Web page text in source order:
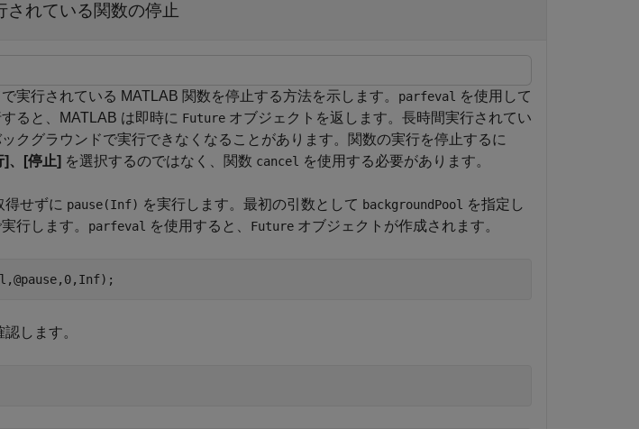
されている関数の停止
実行されている MATLAB 関数を停止する方法を示します。 parfeval を使用して
ると、MATLAB は即時に Future オブジェクトを返します。長時間実行されてい
クグラウンドで実行できなくなることがあります。関数の実行を停止するに
]、[停止] を選択するのではなく、関数 cancel を使用する必要があります。
得せずに pause(Inf) を実行します。最初の引数として backgroundPool を指定し
行します。 parfeval を使用すると、 Future オブジェクトが作成されます。
します。